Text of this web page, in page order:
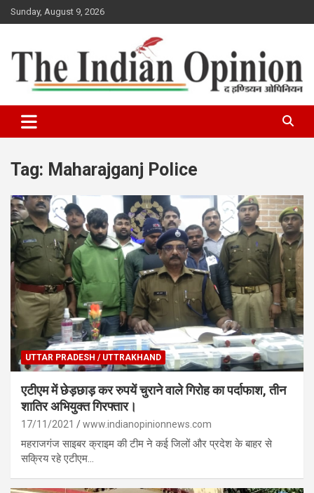
Skip
to
Sunday, August 9, 2026
Indian Opinion News
Tag: Maharajganj Police
UTTAR PRADESH / UTTRAKHAND
एटीएम में छेड़छाड़ कर रुपयें चुराने वाले गिरोह का पर्दाफाश, तीन
शातिर अभियुक्त गिरफ्तार।
17/11/2021 www.indianopinionnews.com
महराजगंज साइबर क्राइम की टीम ने कई जिलों और प्रदेश के बाहर से
सक्रिय रहे एटीएम…